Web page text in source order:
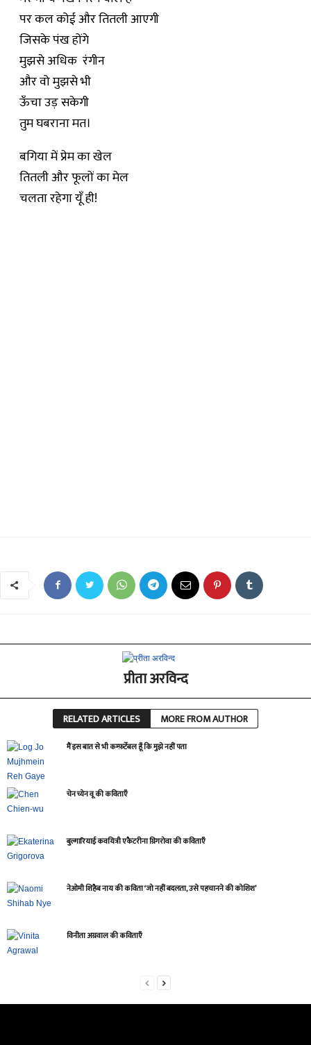
पर कल कोई और तितली आएगी
जिसके पंख होंगे
मुझसे अधिक रंगीन
और वो मुझसे भी
ऊँचा उड़ सकेगी
तुम घबराना मत।
बगिया में प्रेम का खेल
तितली और फूलों का मेल
चलता रहेगा यूँ ही!
प्रीता अरविन्द
RELATED ARTICLES MORE FROM AUTHOR
मैं इस बात से भी कम्फ़र्टेबल हूँ कि मुझे नहीं पता
चेन च्येन वू की कविताएँ
बुल्गारियाई कवयित्री एकैटरीना ग्रिगरोवा की कविताएँ
नेओमी शिहैब नाय की कविता ‘जो नहीं बदलता, उसे पहचानने की कोशिश’
विनीता अग्रवाल की कविताएँ